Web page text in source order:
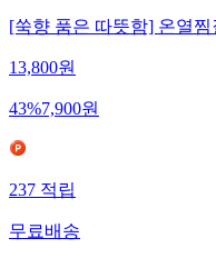
[쑥향 품은 따뜻함] 온열찜
13,800원
43%7,900원
237 적립
무료배송